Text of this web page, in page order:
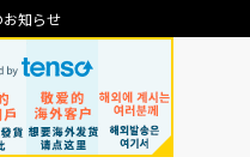
知らせ